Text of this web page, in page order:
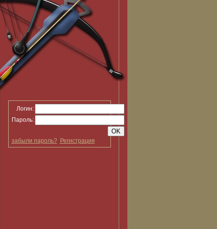
Логин:
Пароль:
забыли пароль? Регистрация